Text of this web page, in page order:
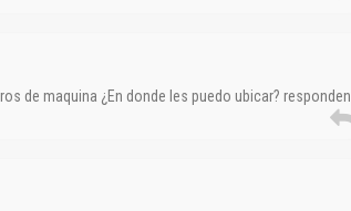
de maquina ¿En donde les puedo ubicar? responden